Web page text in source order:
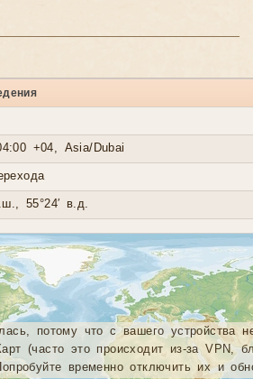
+04, Asia/Dubai
55°24′ в.д.
потому что с вашего устройства
(часто это происходит из-за VPN,
временно отключить их и